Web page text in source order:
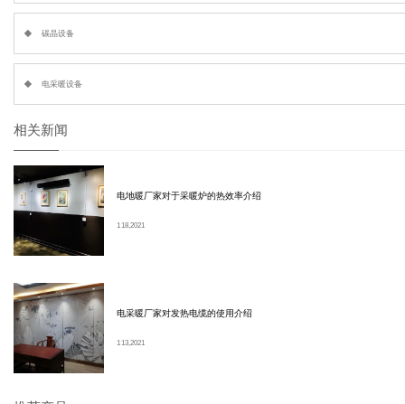
碳晶设备
电采暖设备
相关新闻
电地暖厂家对于采暖炉的热效率介绍
1 18, 2021
电采暖厂家对发热电缆的使用介绍
1 13, 2021